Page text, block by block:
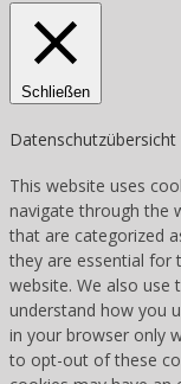
Schließen
Datenschutzübersicht
This website uses
navigate through the
that are categorized
they are essential for
website. We also use
understand how you
in your browser only
to opt-out of these